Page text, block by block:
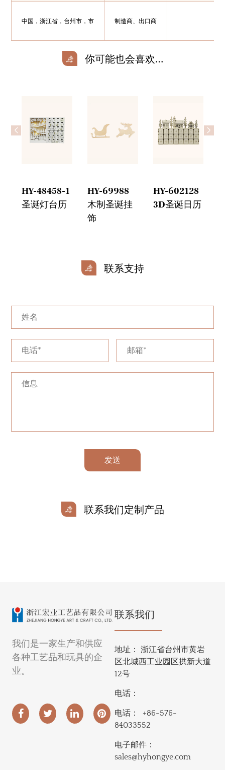
中国，浙江省，台州市，市 制造商、出口商
你可能也会喜欢…
HY-48458-1
圣诞灯台历
HY-69988
木制圣诞挂
饰
HY-602128
3D圣诞日历
< >
联系支持
发送
联系我们定制产品
我们是一家生产和供应
各种工艺品和玩具的企
业。
联系我们
地址：浙江省台州市黄岩
区北城西工业园区拱新大道
12号
电话：
电话：
+86-576-
84033552
电子邮件：
sales@hyhongye.com